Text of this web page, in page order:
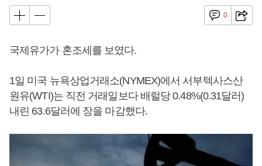
0
국제유가가 혼조세를 보였다.
1일 미국 뉴욕상업거래소(NYMEX)에서 서부텍사스산
원유(WTI)는 직전 거래일보다 배럴당 0.48%(0.31달러)
내린 63.6달러에 장을 마감했다.